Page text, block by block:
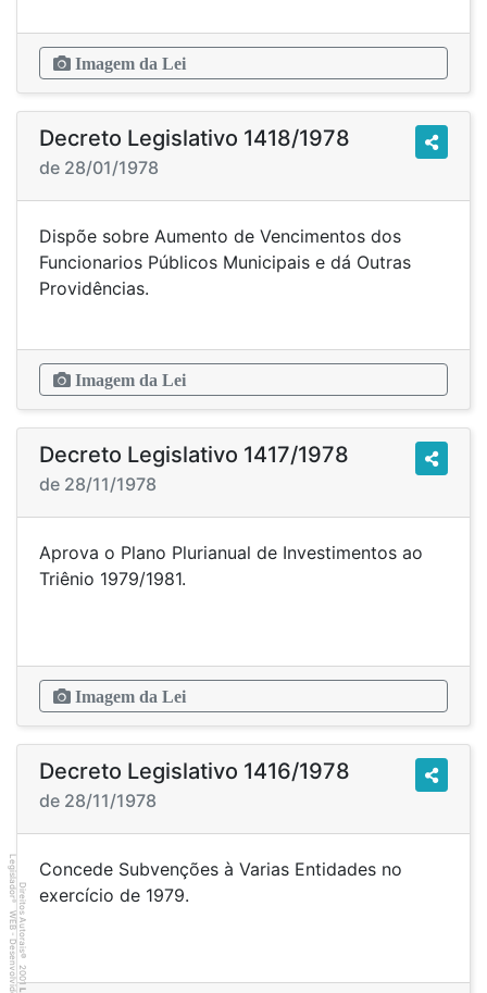
Imagem da Lei
Decreto Legislativo 1418/1978
de 28/01/1978
Dispõe sobre Aumento de Vencimentos dos
Funcionarios Públicos Municipais e dá Outras
Providências.
Imagem da Lei
Decreto Legislativo 1417/1978
de 28/11/1978
Aprova o Plano Plurianual de Investimentos ao
Triênio 1979/1981.
Imagem da Lei
Decreto Legislativo 1416/1978
de 28/11/1978
Concede Subvenções à Varias Entidades no
exercício de 1979.
Direitos Autorais
©
2001
Legislador
®
WEB - Desenvolvido por